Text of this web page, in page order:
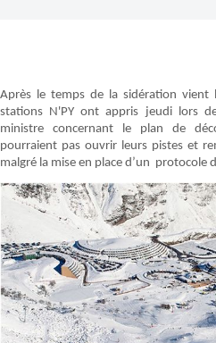
Après le temps de la sidération vient
stations N'PY ont appris jeudi lors
ministre concernant le plan de
pourraient pas ouvrir leurs pistes et
malgré la mise en place d’un protocole